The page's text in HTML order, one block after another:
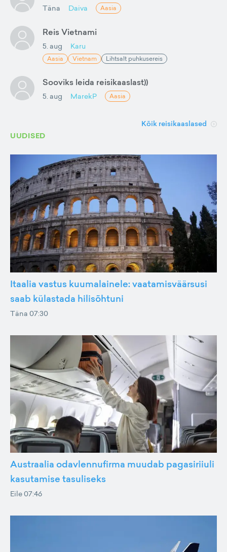
Täna Daiva Aasia
Reis Vietnami
5. aug Karu
Aasia Vietnam Lihtsalt puhkusereis
Sooviks leida reisikaaslast))
5. aug MarekP Aasia
Kõik reisikaaslased
UUDISED
Itaalia vastus kuumalainele: vaatamisväärsusi
saab külastada hilisõhtuni
Täna 07:30
Austraalia odavlennufirma muudab pagasiriiuli
kasutamise tasuliseks
Eile 07:46